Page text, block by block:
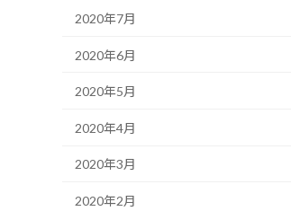
2020年7月
2020年6月
2020年5月
2020年4月
2020年3月
2020年2月